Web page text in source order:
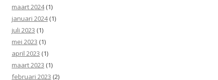
maart 2024(1)
januari 2024(1)
juli 2023 (1)
mei 2023 (1)
april 2023 (1)
maart 2023 (1)
februari 2023 (2)